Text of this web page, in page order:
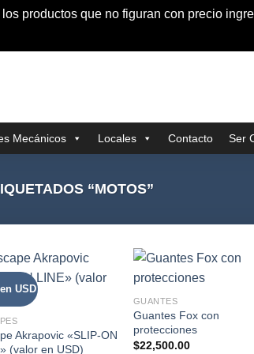
productos que no figuran con precio
Mecánicos Locales Contacto Ser
“MOTOS”
USD
Akrapovic «SLIP-ON
(valor en USD)
GUANTES
Guantes Fox con
protecciones
$22,500.00